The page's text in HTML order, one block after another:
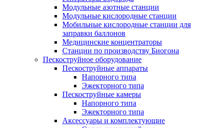
Модульные азотные станции
Модульные кислородные станции
Мобильные кислородные станции для
заправки баллонов
Медицинские концентраторы
Станции по производству Биогона
Пескоструйное оборудование
Пескоструйные аппараты
Напорного типа
Эжекторного типа
Пескоструйные камеры
Напорного типа
Эжекторного типа
Аксессуары и комплектующие